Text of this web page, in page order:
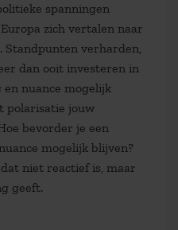
spanningen
zich vertalen naar
Standpunten verharden,
dan ooit investeren in
nuance mogelijk
polarisatie jouw
bevorder je een
mogelijk blijven?
niet reactief is, maar
geeft.